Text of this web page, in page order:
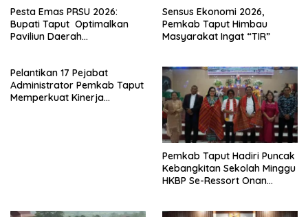
Pesta Emas PRSU 2026:
Bupati Taput Optimalkan
Paviliun Daerah
Sensus Ekonomi 2026,
Pemkab Taput Himbau
Masyarakat Ingat “TIR”
Pelantikan 17 Pejabat
Administrator Pemkab Taput
Memperkuat Kinerja
Pemkab Taput Hadiri Puncak
Kebangkitan Sekolah Minggu
HKBP Se-Ressort Onan